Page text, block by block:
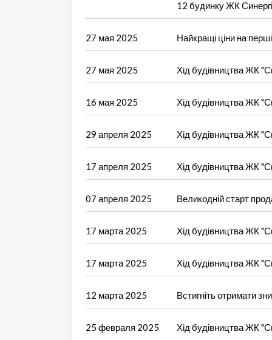
12 будинку ЖК
27 мая 2025 Найкращі ціни на
27 мая 2025 Хід будівництва ЖК
16 мая 2025 Хід будівництва ЖК
29 апреля 2025 Хід будівництва ЖК
17 апреля 2025 Хід будівництва ЖК
07 апреля 2025 Великодній старт
17 марта 2025 Хід будівництва ЖК
17 марта 2025 Хід будівництва ЖК
12 марта 2025 Встигніть отримати
25 февраля 2025 Хід будівництва ЖК